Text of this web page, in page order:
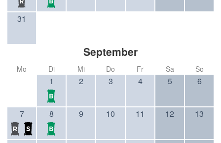
31
September
Mo Di Mi Do Fr Sa So
1 2 3 4 5 6
7 8 9 10 11 12 13